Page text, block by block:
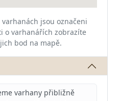
jsou označeni
o varhanářích zobrazíte
bod na mapě.
varhany přibližně